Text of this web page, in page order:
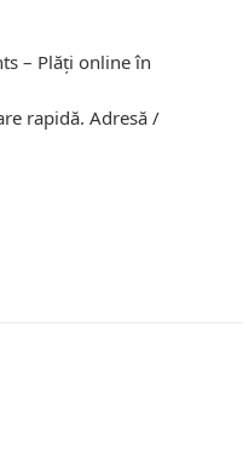
– Plăți online în
rapidă. Adresă /